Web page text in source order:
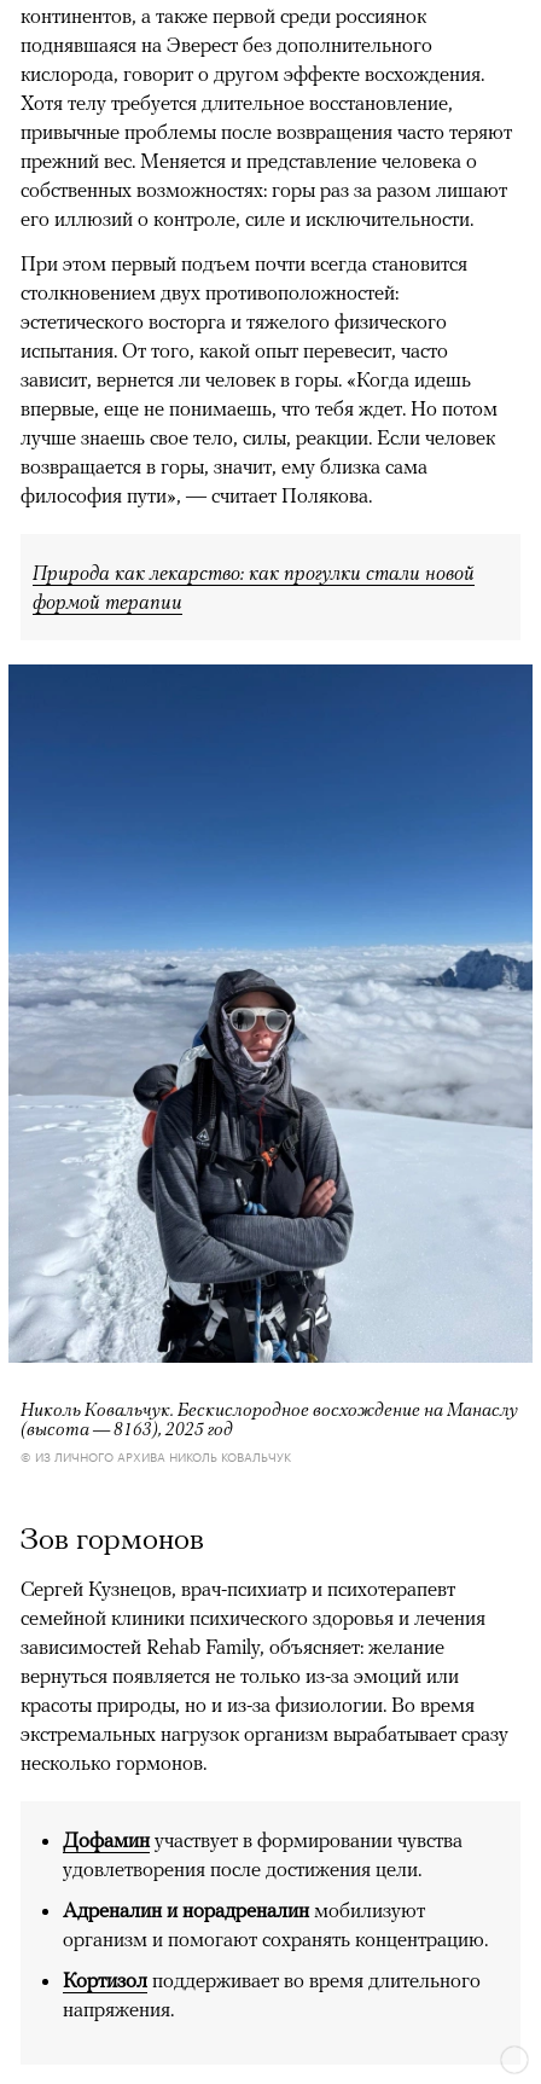
континентов, а также первой среди россиянок
поднявшаяся на Эверест без дополнительного
кислорода, говорит о другом эффекте восхождения.
Хотя телу требуется длительное восстановление,
привычные проблемы после возвращения часто теряют
прежний вес. Меняется и представление человека о
собственных возможностях: горы раз за разом лишают
его иллюзий о контроле, силе и исключительности.
При этом первый подъем почти всегда становится
столкновением двух противоположностей:
эстетического восторга и тяжелого физического
испытания. От того, какой опыт перевесит, часто
зависит, вернется ли человек в горы. «Когда идешь
впервые, еще не понимаешь, что тебя ждет. Но потом
лучше знаешь свое тело, силы, реакции. Если человек
возвращается в горы, значит, ему близка сама
философия пути», — считает Полякова.
Природа как лекарство: как прогулки стали новой
формой терапии
Николь Ковальчук. Бескислородное восхождение на Манаслу
(высота — 8163), 2025 год
© ИЗ ЛИЧНОГО АРХИВА НИКОЛЬ КОВАЛЬЧУК
Зов гормонов
Сергей Кузнецов, врач-психиатр и психотерапевт
семейной клиники психического здоровья и лечения
зависимостей Rehab Family, объясняет: желание
вернуться появляется не только из-за эмоций или
красоты природы, но и из-за физиологии. Во время
экстремальных нагрузок организм вырабатывает сразу
несколько гормонов.
Дофаминучаствует в формировании чувства
удовлетворения после достижения цели.
Адреналин и норадреналинмобилизуют
организм и помогают сохранять концентрацию.
Кортизол поддерживает во время длительного
напряжения.